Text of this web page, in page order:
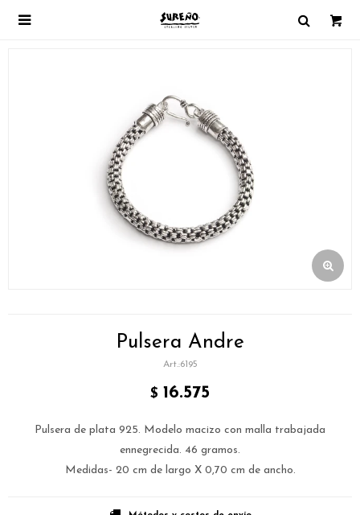

Pulsera Andre
6195
$ 16.575
Pulsera de plata 925. Modelo macizo con malla trabajada
ennegrecida. 46 gramos.
Medidas- 20 cm de largo X 0,70 cm de ancho.